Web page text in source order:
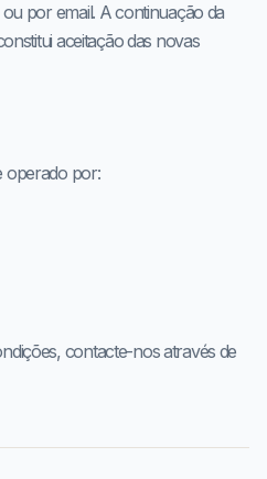
por email. A continuação da
aceitação das novas
operado por:
contacte-nos através de